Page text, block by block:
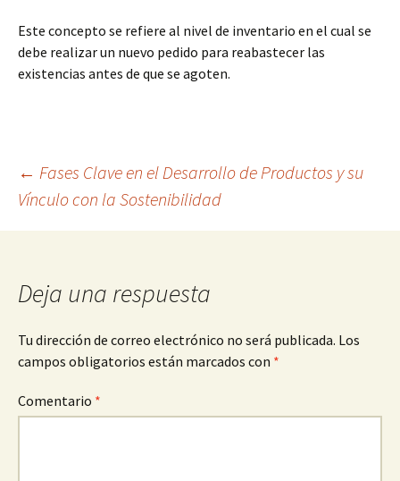
Este concepto se refiere al nivel de inventario en el cual se
debe realizar un nuevo pedido para reabastecer las
existencias antes de que se agoten.
Navegación
de
entradas
← Fases Clave en el Desarrollo de Productos y su
Vínculo con la Sostenibilidad
Deja una respuesta
Tu dirección de correo electrónico no será publicada. Los
campos obligatorios están marcados con *
Comentario *